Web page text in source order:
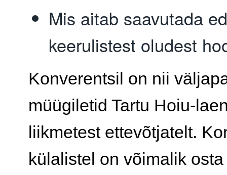
Mis aitab saavutada
keerulistest oludest
Konverentsil on nii
müügiletid Tartu Hoiu-
liikmetest ettevõtjatelt.
külalistel on võimalik